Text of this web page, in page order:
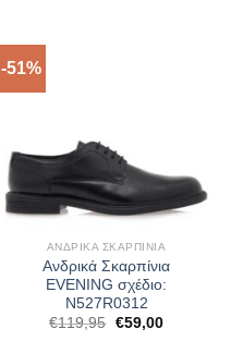
-51%
ΑΝΔΡΙΚΆ ΣΚΑΡΠΊΝΙΑ
Ανδρικά Σκαρπίνια
EVENING σχέδιο:
N527R0312
€119,95 Original
€59,00Η